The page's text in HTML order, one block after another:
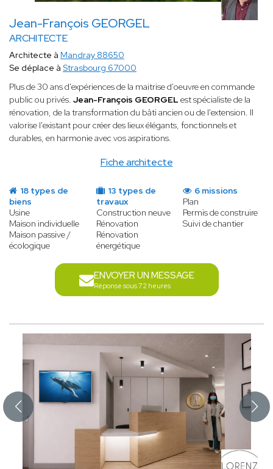
Jean-François GEORGEL
ARCHITECTE
Fiche architecte
Architecte à Mandray 88650
Se déplace à Strasbourg 67000
Plus de 30 ans d'expériences de la maitrise d'oeuvre en commande
public ou privés. Jean-François GEORGELest spécialiste de la
rénovation, de la transformation du bâti ancien ou de l'extension. Il
valorise l'existant pour créer des lieux élégants, fonctionnels et
durables, en harmonie avec vos aspirations.
18 types de
biens
Usine
Maison individuelle
Maison passive /
écologique
13 types de
travaux
Construction neuve
Rénovation
Rénovation
énergétique
6 missions
Plan
Permis de construire
Suivi de chantier
ENVOYER UN MESSAGE
Réponse sous 72 heures